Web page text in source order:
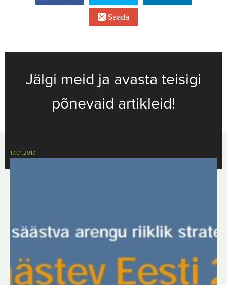
Saada
Jälgi meid ja avasta teisigi
põnevaid artikleid!
17.01.2017